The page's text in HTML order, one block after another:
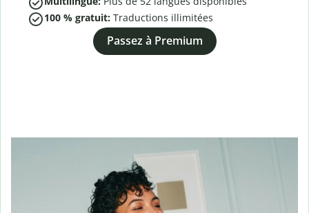
100 % gratuit: Traductions illimitées
Passez à Premium